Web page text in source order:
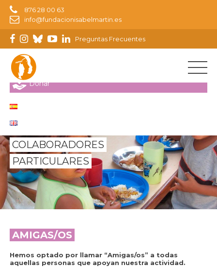
876 28 00 63
info@fundacionisabelmartin.es
Preguntas Frecuentes
Noticias
Prensa
Contacto
Tienda
Donar
COLABORADORES
PARTICULARES
AMIGAS/OS
Hemos optado por llamar “Amigas/os” a todas
aquellas personas que apoyan nuestra actividad.